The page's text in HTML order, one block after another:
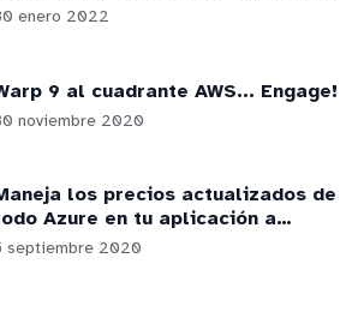
enero 2022
9 al cuadrante AWS... Engage!
noviembre 2020
los precios actualizados de
Azure en tu aplicación a
de la RateCard API
septiembre 2020